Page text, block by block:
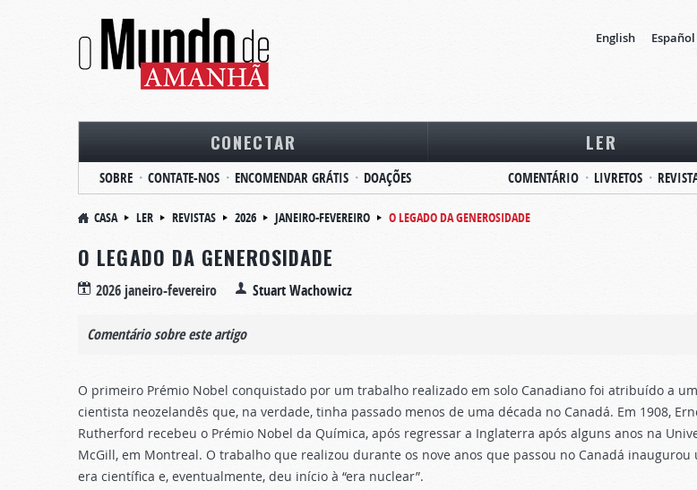
English Español
CONECTAR
SOBRE CONTATE-NOS ENCOMENDAR GRÁTIS DOAÇÕES
LER
COMENTÁRIO LIVRETOS
CASA LER REVISTAS 2026 JANEIRO-FEVEREIRO
O LEGADO DA GENEROSIDADE
O LEGADO DA GENEROSIDADE
2026 janeiro-fevereiro Stuart Wachowicz
Comentário sobre este artigo
O primeiro Prémio Nobel conquistado por um trabalho realizado em solo Canadiano foi atribuído a
cientista neozelandês que, na verdade, tinha passado menos de uma década no Canadá. Em 1908,
Rutherford recebeu o Prémio Nobel da Química, após regressar a Inglaterra após alguns anos na
McGill, em Montreal. O trabalho que realizou durante os nove anos que passou no Canadá inaugurou
era científica e, eventualmente, deu início à “era nuclear”.